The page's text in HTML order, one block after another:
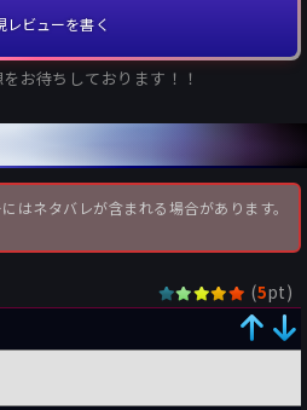
レビューを書く
お待ちしております！！
ネタバレが含まれる場合があります。
(5pt)